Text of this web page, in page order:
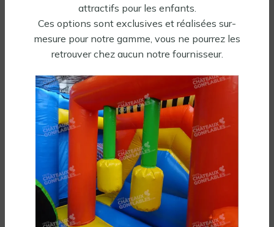
attractifs pour les enfants.
Ces options sont exclusives et réalisées sur-
mesure pour notre gamme, vous ne pourrez les
retrouver chez aucun notre fournisseur.
Toboggan gonflable
aquatique Flamant Rose
€ 2582,30€
Soufflerie incluse
✓ En stock
Toboggan gonflable
aquatique Océan
1495,00 € HT
Soufflerie incluse
Tous nos gonflables